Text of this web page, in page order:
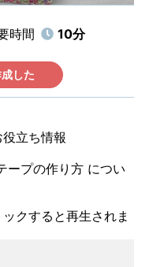
時間 10分
した
立ち情報
ープの作り方 につい
クすると再生されま